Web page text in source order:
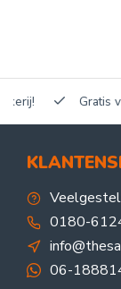
Gratis
0180-
06-